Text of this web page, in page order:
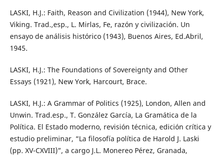
LASKI, H.J.: Faith, Reason and Civilization (1944), New York,
Viking. Trad.,esp., L. Mirlas, Fe, razón y civilización. Un
ensayo de análisis histórico (1943), Buenos Aires, Ed.Abril,
1945.
LASKI, H.J.: The Foundations of Sovereignty and Other
Essays (1921), New York, Harcourt, Brace.
LASKI, H.J.: A Grammar of Politics (1925), London, Allen and
Unwin. Trad.esp., T. González García, La Gramática de la
Política. El Estado moderno, revisión técnica, edición crítica y
estudio preliminar, “La filosofía política de Harold J. Laski
(pp. XV-CXVIII)”, a cargo J.L. Monereo Pérez, Granada,